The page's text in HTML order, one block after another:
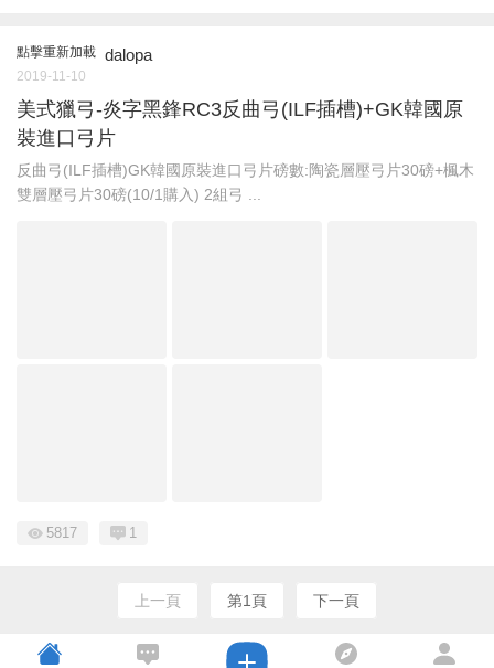
點擊重新加載 dalopa
2019-11-10
美式獵弓-炎字黑鋒RC3反曲弓(ILF插槽)+GK韓國原
裝進口弓片
反曲弓(ILF插槽)GK韓國原裝進口弓片磅數:陶瓷層壓弓片30磅+楓木
雙層壓弓片30磅(10/1購入) 2組弓 ...
5817 1
上一頁 第1頁 下一頁